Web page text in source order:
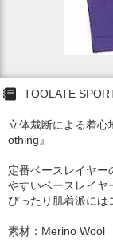
TOOLATE
立体裁断による着
othing』
定番ベースレイヤー
やすいベースレイヤ
ぴったり肌着派には
素材：Merino Wool